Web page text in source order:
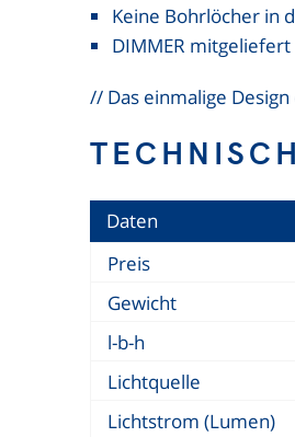
Keine Bohrlöcher in
DIMMER mitgeliefert
// Das einmalige Design
Daten
Preis
Gewicht
l-b-h
Lichtquelle
Lichtstrom (Lumen)